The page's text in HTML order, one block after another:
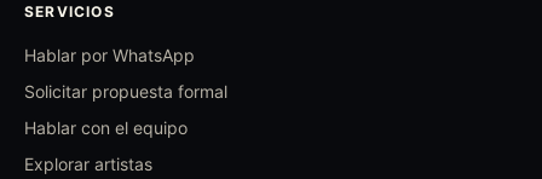
SERVICIOS
Hablar por WhatsApp
Solicitar propuesta formal
Hablar con el equipo
Explorar artistas